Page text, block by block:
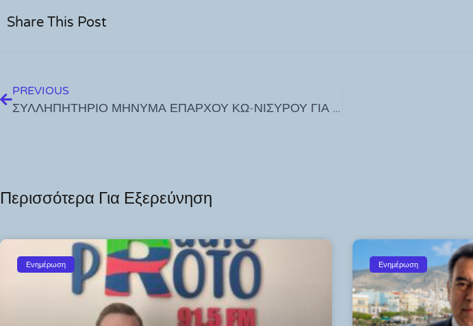
Share This Post
PREVIOUS
ΣΥΛΛΗΠΗΤΗΡΙΟ ΜΗΝΥΜΑ ΕΠΑΡΧΟΥ ΚΩ-ΝΙΣΥΡΟΥ ΓΙΑ ΝΙΚΟ ΑΝΔΡΙΩΤΗ
Περισσότερα Για Εξερεύνηση
Ενημέρωση Ενημέρωση